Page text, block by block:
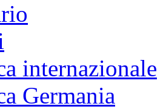
internazionale
Germania